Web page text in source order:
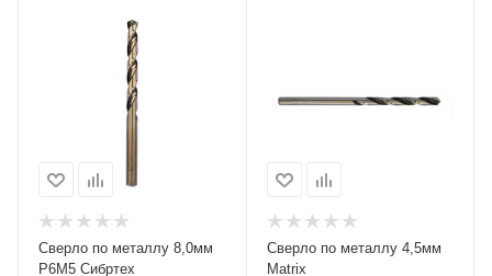
Сверло по металлу 8,0мм
Р6М5 Сибртех
Сверло по металлу 4,5мм
Matrix